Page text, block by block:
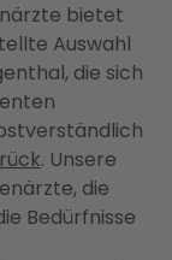
bietet
Auswahl
die sich
. Unsere
die
Bedürfnisse